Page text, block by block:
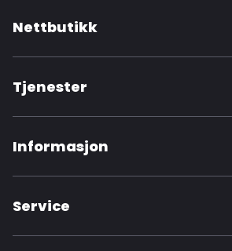
Nettbutikk
Tjenester
Informasjon
Service